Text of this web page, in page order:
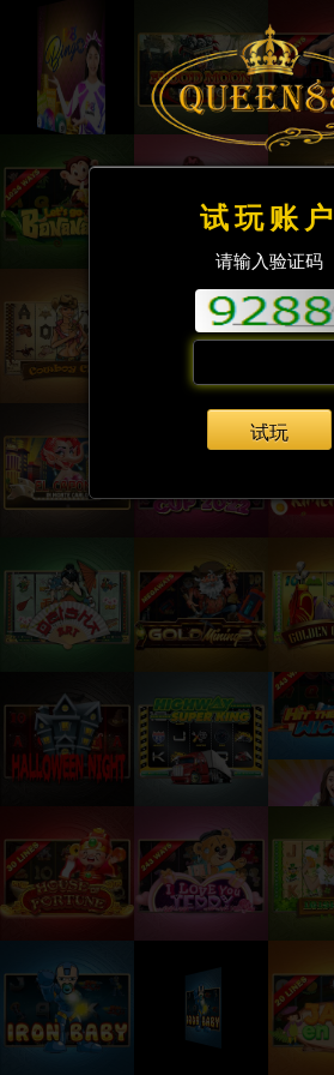
试玩账户
请输入验证码
试玩